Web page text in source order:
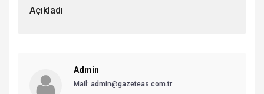
Açıkladı
Admin
Mail: admin@gazeteas.com.tr